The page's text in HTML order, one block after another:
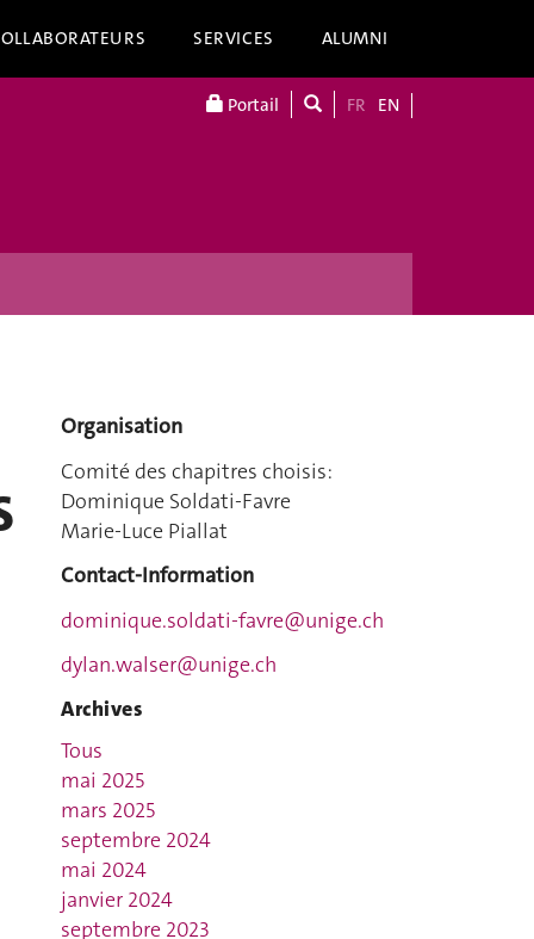
SERVICES ALUMNI
Portail FR EN
Organisation
Comité des chapitres choisis:
Dominique Soldati-Favre
Marie-Luce Piallat
Contact-Information
dominique.soldati-favre@unige.ch
dylan.walser@unige.ch
Archives
Tous
mai 2025
mars 2025
septembre 2024
mai 2024
janvier 2024
septembre 2023